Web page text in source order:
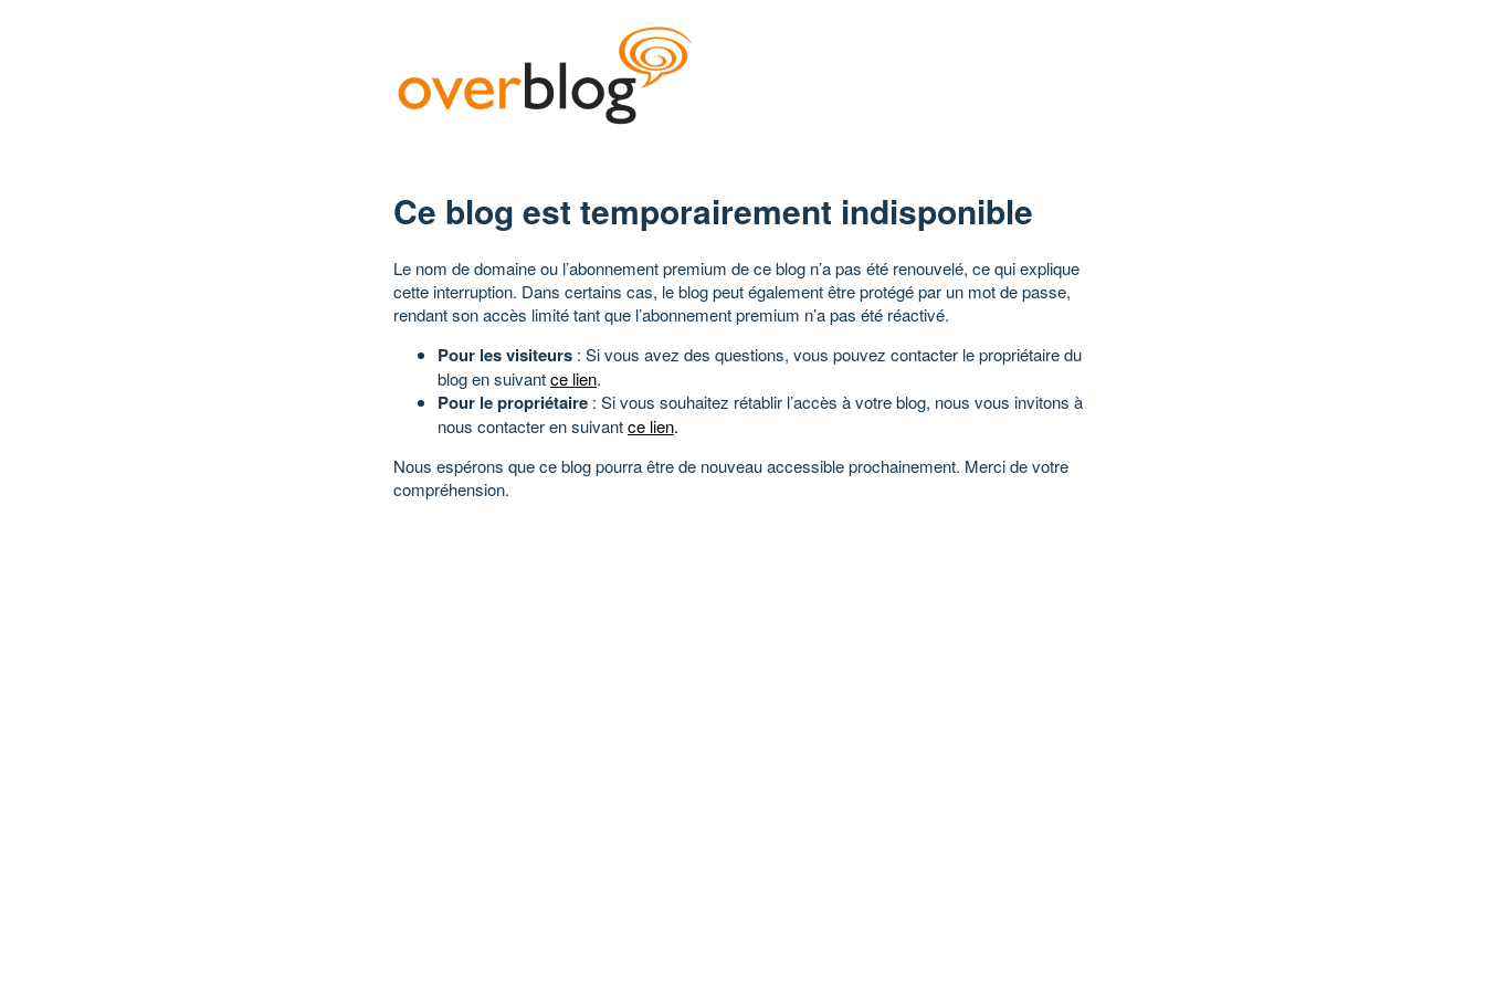
Ce blog est temporairement indisponible
Le nom de domaine ou l’abonnement premium de ce blog n’a pas été renouvelé, ce qui explique
cette interruption. Dans certains cas, le blog peut également être protégé par un mot de passe,
rendant son accès limité tant que l’abonnement premium n’a pas été réactivé.
Pour les visiteurs : Si vous avez des questions, vous pouvez contacter le propriétaire du
blog en suivantce lien.
Pour le propriétaire : Si vous souhaitez rétablir l’accès à votre blog, nous vous invitons à
nous contacter en suivantce lien.
Nous espérons que ce blog pourra être de nouveau accessible prochainement. Merci de votre
compréhension.